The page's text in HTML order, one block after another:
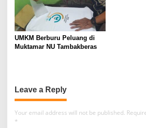
UMKM Berburu Peluang di
Muktamar NU Tambakberas
Leave a Reply
Your email address will not be published.
*